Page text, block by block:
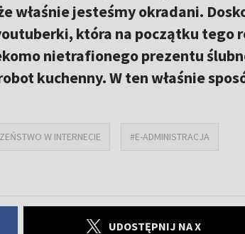
właśnie jesteśmy okradani.
która na początku tego
nietrafionego prezentu
kuchenny. W ten właśnie
W INTERNECIE #E-ADMINISTRACJA
UDOSTĘPNIJ NA X